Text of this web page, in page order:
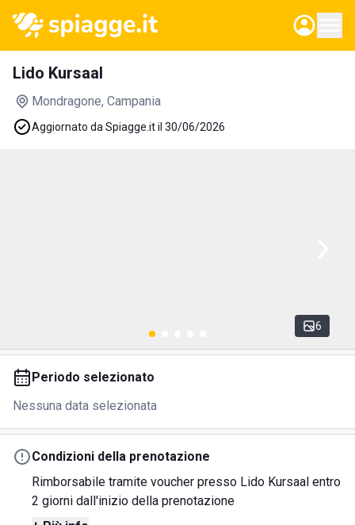
Lido Kursaal
Mondragone, Campania
Aggiornato da Spiagge.it il 30/06/2026
6
Periodo selezionato
Nessuna data selezionata
Condizioni della prenotazione
Rimborsabile tramite voucher presso Lido Kursaal entro
2 giorni dall'inizio della prenotazione